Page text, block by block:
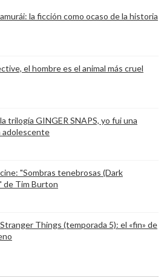
la ficción como ocaso de la historia
el hombre es el animal más cruel
trilogía GINGER SNAPS, yo fui una
adolescente
"Sombras tenebrosas (Dark
de Tim Burton
Things (temporada 5): el «fin» de